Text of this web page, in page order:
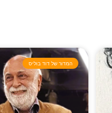
המדור של דוד בוליס